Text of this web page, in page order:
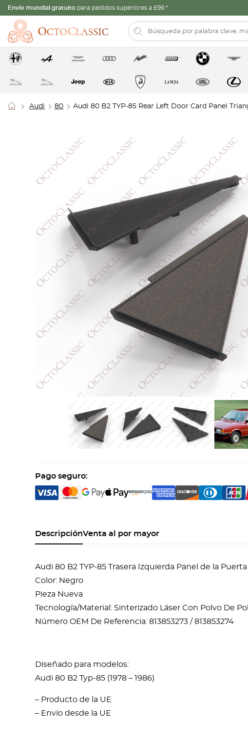
Envío mundial gratuito para pedidos superiores a £99.*
Audi 80 Audi 80 B2 TYP-85 Rear Left Door Card Panel
Pago seguro:
DescripciónVenta al por mayor
Audi 80 B2 TYP-85 Trasera Izquierda Panel de la
Color: Negro
Pieza Nueva
Tecnología/Material: Sinterizado Láser Con Polvo De
Número OEM De Referencia: 813853273 / 813853274
Diseñado para modelos:
Audi 80 B2 Typ-85 (1978 – 1986)
– Producto de la UE
– Envío desde la UE